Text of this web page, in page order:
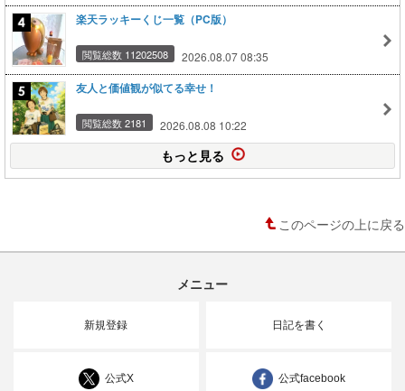
楽天ラッキーくじ一覧（PC版）
閲覧総数 11202508 2026.08.07 08:35
友人と価値観が似てる幸せ！
閲覧総数 2181 2026.08.08 10:22
もっと見る
このページの上に戻る
メニュー
新規登録 日記を書く
公式X 公式facebook